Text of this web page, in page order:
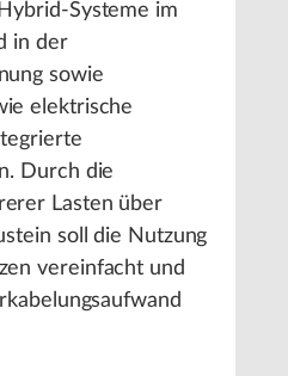
Systeme im
in der
sowie
elektrische
Durch die
Lasten über
soll die Nutzung
vereinfacht und